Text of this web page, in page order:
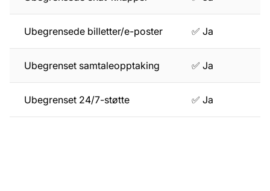
Ubegrensede billetter/e-poster ✅ Ja
Ubegrenset samtaleopptaking ✅ Ja
Ubegrenset 24/7-støtte ✅ Ja